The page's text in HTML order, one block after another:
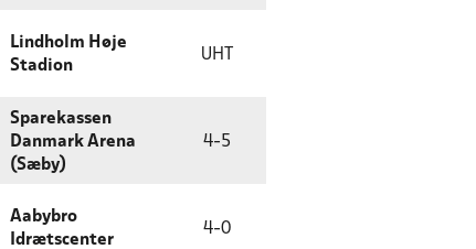
Lindholm Høje
Stadion
UHT
Sparekassen
Danmark Arena
(Sæby)
4-5
Aabybro
Idrætscenter
4-0